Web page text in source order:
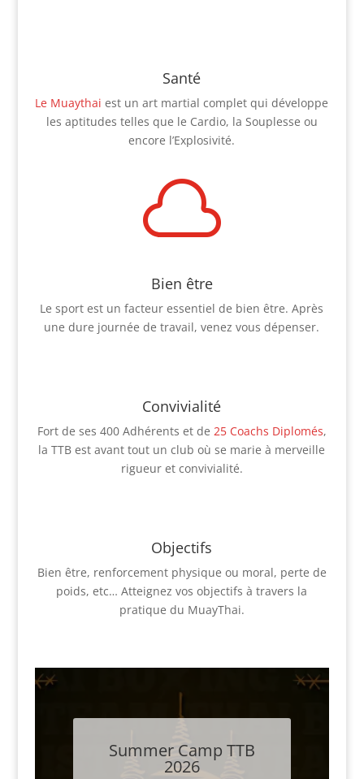
Santé
Le Muaythai est un art martial complet qui développe
les aptitudes telles que le Cardio, la Souplesse ou
encore l’Explosivité.

Bien être
Le sport est un facteur essentiel de bien être. Après
une dure journée de travail, venez vous dépenser.
Convivialité
Fort de ses 400 Adhérents et de 25 Coachs Diplomés,
la TTB est avant tout un club où se marie à merveille
rigueur et convivialité.
Objectifs
Bien être, renforcement physique ou moral, perte de
poids, etc… Atteignez vos objectifs à travers la
pratique du MuayThai.
Summer Camp TTB
2026